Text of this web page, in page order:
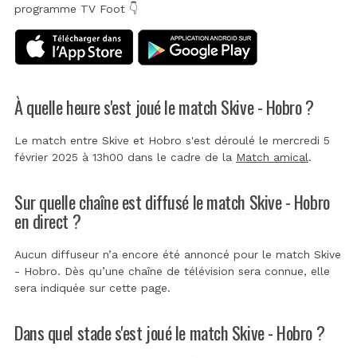
programme TV Foot 👇
À quelle heure s'est joué le match Skive - Hobro ?
Le match entre Skive et Hobro s'est déroulé le mercredi 5
février 2025 à 13h00 dans le cadre de la Match amical.
Sur quelle chaîne est diffusé le match Skive - Hobro
en direct ?
Aucun diffuseur n’a encore été annoncé pour le match Skive
- Hobro. Dès qu’une chaîne de télévision sera connue, elle
sera indiquée sur cette page.
Dans quel stade s'est joué le match Skive - Hobro ?